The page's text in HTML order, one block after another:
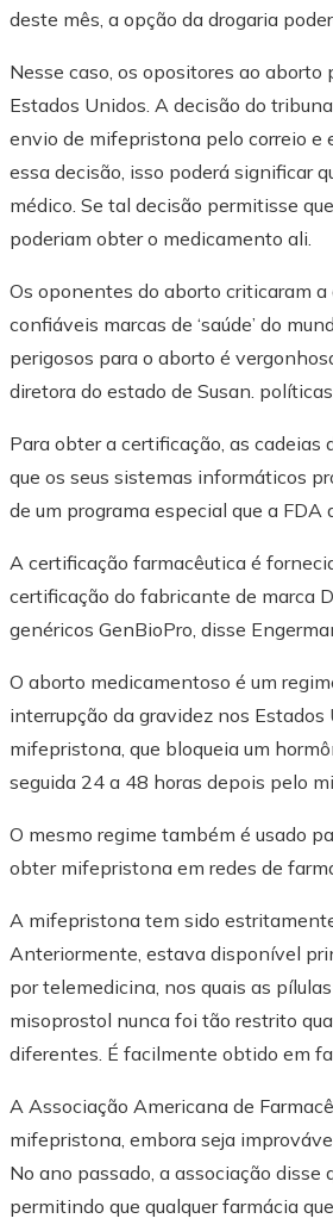
deste mês, a opção da drogaria
Nesse caso, os opositores ao
Estados Unidos. A decisão do
envio de mifepristona pelo correio e
essa decisão, isso poderá significar
médico. Se tal decisão permitisse
poderiam obter o medicamento ali.
Os oponentes do aborto criticaram a
confiáveis ​​marcas de ‘saúde’ do
perigosos para o aborto é
diretora do estado de Susan.
Para obter a certificação, as
que os seus sistemas informáticos
de um programa especial que a
A certificação farmacêutica é
certificação do fabricante de marca
genéricos GenBioPro, disse
O aborto medicamentoso é um
interrupção da gravidez nos
mifepristona, que bloqueia um
seguida 24 a 48 horas depois pelo
O mesmo regime também é usado
obter mifepristona em redes de
A mifepristona tem sido
Anteriormente, estava disponível
por telemedicina, nos quais as
misoprostol nunca foi tão restrito
diferentes. É facilmente obtido em
A Associação Americana de
mifepristona, embora seja
No ano passado, a associação disse
permitindo que qualquer farmácia